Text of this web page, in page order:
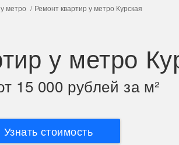
метро Ремонт квартир у метро Курская
у метро
15 000 рублей за м²
Узнать стоимость